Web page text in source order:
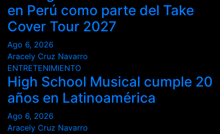
en Perú como parte del Take
Cover Tour 2027
Ago 6, 2026
Aracely Cruz Navarro
ENTRETENIMIENTO
High School Musical cumple 20
años en Latinoamérica
Ago 6, 2026
Aracely Cruz Navarro